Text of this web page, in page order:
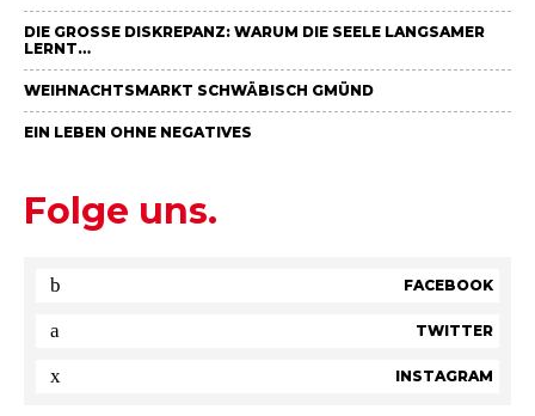
DIE GROSSE DISKREPANZ: WARUM DIE SEELE LANGSAMER L
ERNT…
WEIHNACHTSMARKT SCHWÄBISCH GMÜND
EIN LEBEN OHNE NEGATIVES
Folge uns.
FACEBOOK
TWITTER
INSTAGRAM